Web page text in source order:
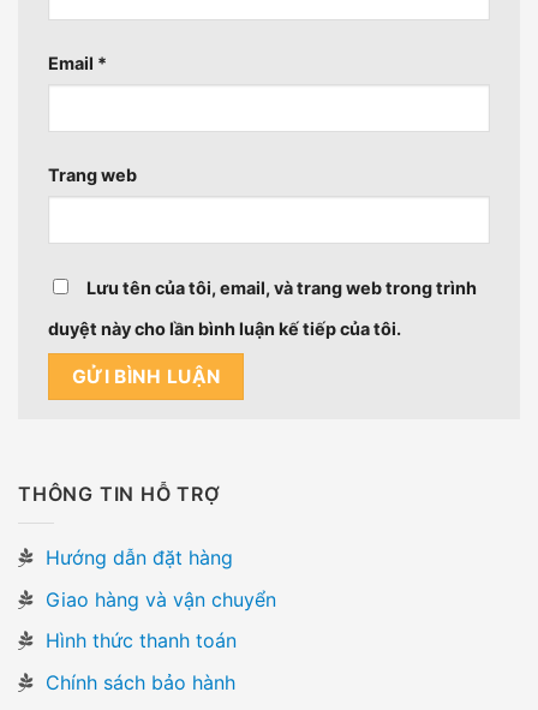
Email *
Trang web
Lưu tên của tôi, email, và trang web trong trình
duyệt này cho lần bình luận kế tiếp của tôi.
THÔNG TIN HỖ TRỢ
Hướng dẫn đặt hàng
Giao hàng và vận chuyển
Hình thức thanh toán
Chính sách bảo hành